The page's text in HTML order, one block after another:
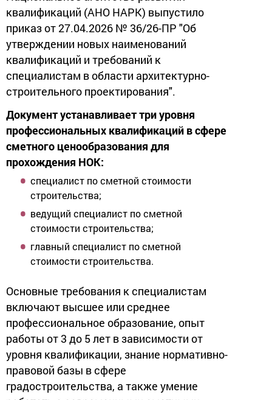
квалификаций (АНО НАРК) выпустило
приказ от 27.04.2026 № 36/26-ПР "Об
утверждении новых наименований
квалификаций и требований к
специалистам в области архитектурно-
строительного проектирования".
Документ устанавливает три уровня
профессиональных квалификаций в сфере
сметного ценообразования для
прохождения НОК:
специалист по сметной стоимости
строительства;
ведущий специалист по сметной
стоимости строительства;
главный специалист по сметной
стоимости строительства.
Основные требования к специалистам
включают высшее или среднее
профессиональное образование, опыт
работы от 3 до 5 лет в зависимости от
уровня квалификации, знание нормативно-
правовой базы в сфере
градостроительства, а также умение